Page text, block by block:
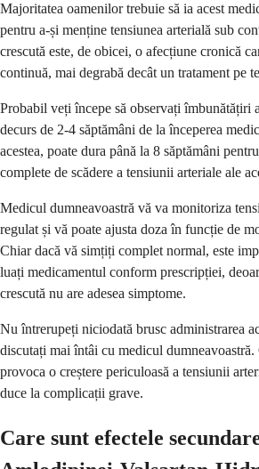
Majoritatea oamenilor trebuie să ia acest
pentru a-și menține tensiunea arterială sub
crescută este, de obicei, o afecțiune cronică
continuă, mai degrabă decât un tratament pe
Probabil veți începe să observați îmbunătățiri
decurs de 2-4 săptămâni de la începerea
acestea, poate dura până la 8 săptămâni
complete de scădere a tensiunii arteriale ale
Medicul dumneavoastră vă va monitoriza
regulat și vă poate ajusta doza în funcție de
Chiar dacă vă simțiți complet normal, este
luați medicamentul conform prescripției,
crescută nu are adesea simptome.
Nu întrerupeți niciodată brusc administrarea
discutați mai întâi cu medicul dumneavoastră.
provoca o creștere periculoasă a tensiunii
duce la complicații grave.
Care sunt efectele